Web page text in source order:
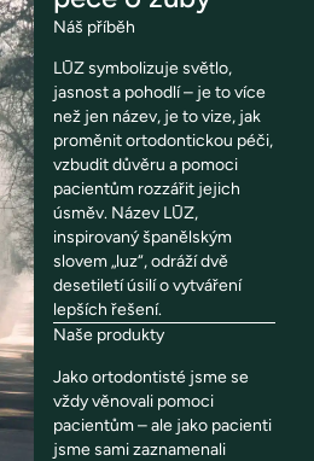
Náš příběh
LŪZ symbolizuje světlo,
jasnost a pohodlí – je to více
než jen název, je to vize, jak
proměnit ortodontickou péči,
vzbudit důvěru a pomoci
pacientům rozzářit jejich
úsměv. Název LŪZ,
inspirovaný španělským
slovem „luz“, odráží dvě
desetiletí úsilí o vytváření
lepších řešení.
Naše produkty
Jako ortodontisté jsme se
vždy věnovali pomoci
pacientům – ale jako pacienti
jsme sami zaznamenali